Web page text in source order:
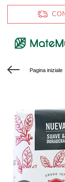
Pagina iniziale